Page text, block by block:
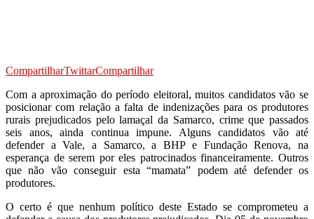
CompartilharTwittarCompartilhar
Com a aproximação do período eleitoral, muitos candidatos vão se
posicionar com relação a falta de indenizações para os produtores
rurais prejudicados pelo lamaçal da Samarco, crime que passados
seis anos, ainda continua impune. Alguns candidatos vão até
defender a Vale, a Samarco, a BHP e Fundação Renova, na
esperança de serem por eles patrocinados financeiramente. Outros
que não vão conseguir esta “mamata” podem até defender os
produtores.
O certo é que nenhum político deste Estado se comprometeu a